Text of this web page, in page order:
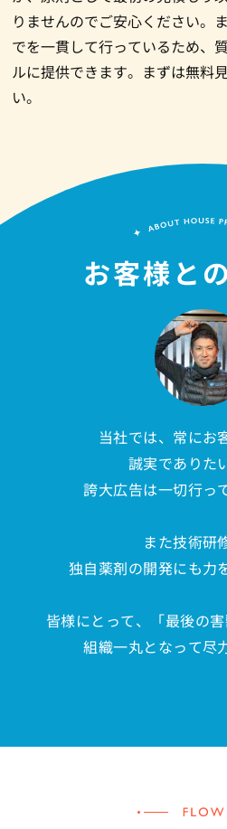
りませんのでご安心ください。
でを一貫して行っているため、
ルに提供できます。まずは無料
い。
お客様と
当社では、常にお
誠実でありた
誇大広告は一切行っ
また技術研
独自薬剤の開発にも力
皆様にとって、「最後の
組織一丸となって尽